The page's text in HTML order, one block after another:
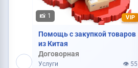
VIP
📸 1
Помощь с закупкой товаров
из Китая
Договорная
Услуги
👁️ 55